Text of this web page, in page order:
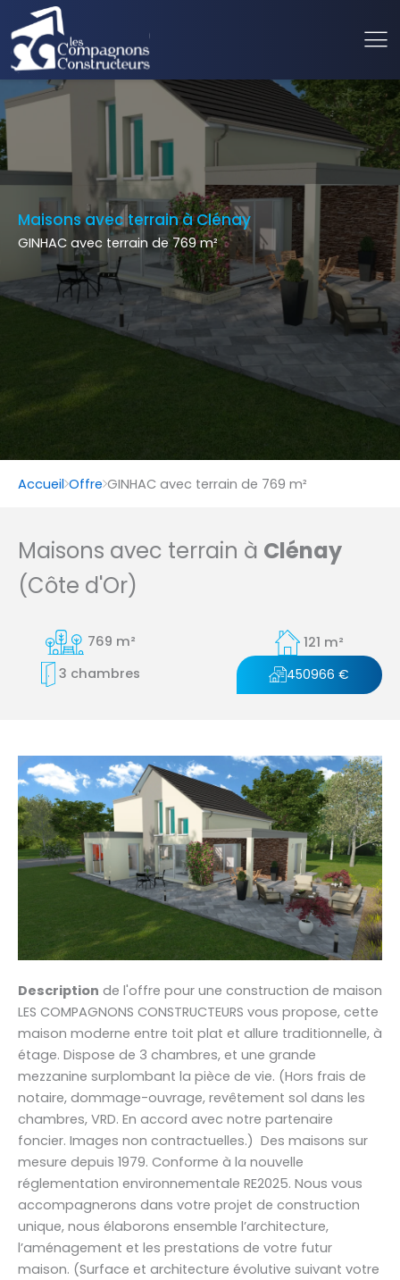
Maisons avec terrain à Clénay
GINHAC avec terrain de 769 m²
Accueil Offre GINHAC avec terrain de 769 m²
Maisons avec terrain à Clénay
(Côte d'Or)
769 m²
121 m²
3 chambres
450966 €
Description de l'offre pour une construction de maison
LES COMPAGNONS CONSTRUCTEURS vous propose, cette
maison moderne entre toit plat et allure traditionnelle, à
étage. Dispose de 3 chambres, et une grande
mezzanine surplombant la pièce de vie. (Hors frais de
notaire, dommage-ouvrage, revêtement sol dans les
chambres, VRD. En accord avec notre partenaire
foncier. Images non contractuelles.) Des maisons sur
mesure depuis 1979. Conforme à la nouvelle
réglementation environnementale RE2025. Nous vous
accompagnerons dans votre projet de construction
unique, nous élaborons ensemble l’architecture,
l’aménagement et les prestations de votre futur
maison. (Surface et architecture évolutive suivant votre